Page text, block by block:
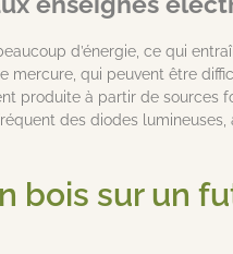
d’énergie, ce qui
qui peuvent être
produite à partir de
des diodes
bois sur un